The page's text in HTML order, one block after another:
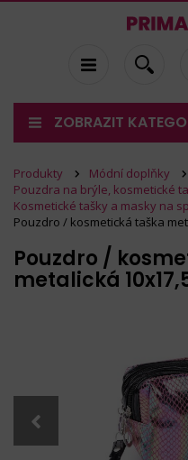
ZOBRAZIT
Produkty
Módní doplňky
Pouzdra na brýle, kosmetické
Kosmetické tašky a masky na
Pouzdro / kosmetická taška
Pouzdro /
metalická